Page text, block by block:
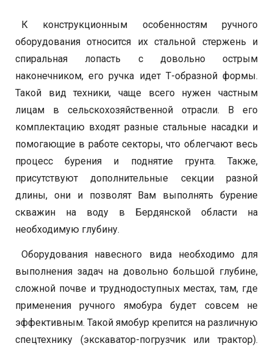
К конструкционным особенностям ручного
оборудования относится их стальной стержень и
спиральная лопасть с довольно острым
наконечником, его ручка идет Т-образной формы.
Такой вид техники, чаще всего нужен частным
лицам в сельскохозяйственной отрасли. В его
комплектацию входят разные стальные насадки и
помогающие в работе секторы, что облегчают весь
процесс бурения и поднятие грунта. Также,
присутствуют дополнительные секции разной
длины, они и позволят Вам выполнять бурение
скважин на воду в Бердянской области на
необходимую глубину.
Оборудования навесного вида необходимо для
выполнения задач на довольно большой глубине,
сложной почве и труднодоступных местах, там, где
применения ручного ямобура будет совсем не
эффективным. Такой ямобур крепится на различную
спецтехнику (экскаватор-погрузчик или трактор).